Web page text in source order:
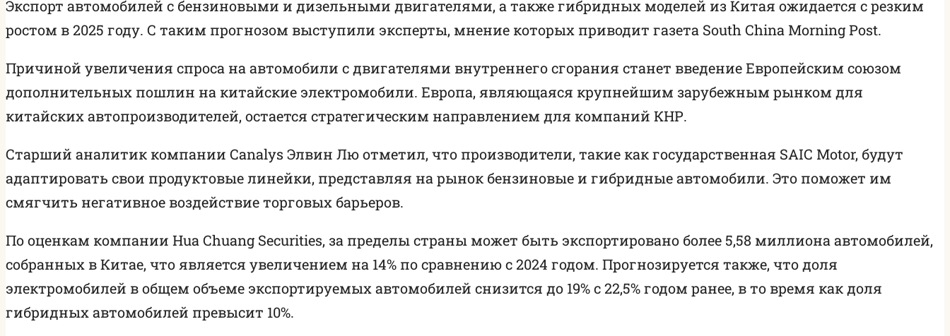
Экспорт автомобилей с бензиновыми и дизельными двигателями, а также гибридных моделей из Китая ожидается с резким
ростом в 2025 году. С таким прогнозом выступили эксперты, мнение которых приводит газета South China Morning Post.
Причиной увеличения спроса на автомобили с двигателями внутреннего сгорания станет введение Европейским союзом
дополнительных пошлин на китайские электромобили. Европа, являющаяся крупнейшим зарубежным рынком для
китайских автопроизводителей, остается стратегическим направлением для компаний КНР.
Старший аналитик компании Canalys Элвин Лю отметил, что производители, такие как государственная SAIC Motor, будут
адаптировать свои продуктовые линейки, представляя на рынок бензиновые и гибридные автомобили. Это поможет им
смягчить негативное воздействие торговых барьеров.
По оценкам компании Hua Chuang Securities, за пределы страны может быть экспортировано более 5,58 миллиона автомобилей,
собранных в Китае, что является увеличением на 14% по сравнению с 2024 годом. Прогнозируется также, что доля
электромобилей в общем объеме экспортируемых автомобилей снизится до 19% с 22,5% годом ранее, в то время как доля
гибридных автомобилей превысит 10%.